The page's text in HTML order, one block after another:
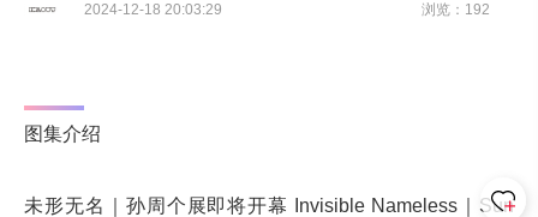
2024-12-18 20:03:29 浏览：192
图集介绍
未形无名｜孙周个展即将开幕 Invisible Nameless｜Sun